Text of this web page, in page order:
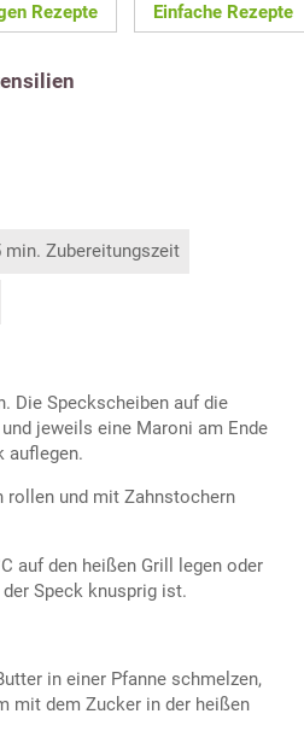
Rezepte Einfache Rezepte
min. Zubereitungszeit
Die Speckscheiben auf die
jeweils eine Maroni am Ende
auflegen.
rollen und mit Zahnstochern
auf den heißen Grill legen oder
Speck knusprig ist.
in einer Pfanne schmelzen,
mit dem Zucker in der heißen